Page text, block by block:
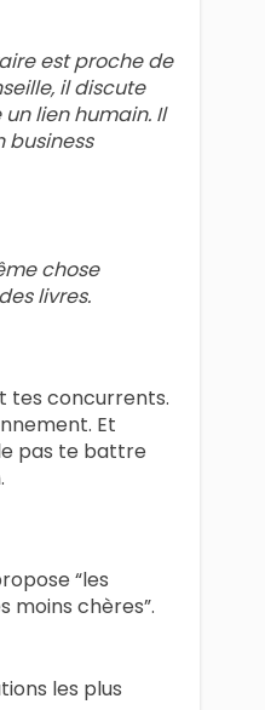
est proche de
il discute
lien humain. Il
business
chose
livres.
tes concurrents.
Et
pas te battre
“les
moins chères”.
les plus